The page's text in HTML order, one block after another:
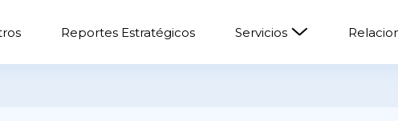
Reportes Estratégicos Servicios